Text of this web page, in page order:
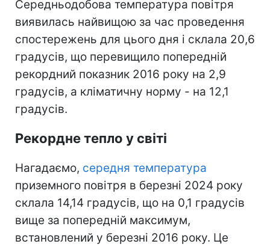
Середньодобова температура повітря
виявилась найвищою за час проведення
спостережень для цього дня і склала 20,6
градусів, що перевищило попередній
рекордний показник 2016 року на 2,9
градусів, а кліматичну норму - на 12,1
градусів.
Рекордне тепло у світі
Нагадаємо, середня температура
приземного повітря в березні 2024 року
склала 14,14 градусів, що на 0,1 градусів
вище за попередній максимум,
встановлений у березні 2016 року. Це